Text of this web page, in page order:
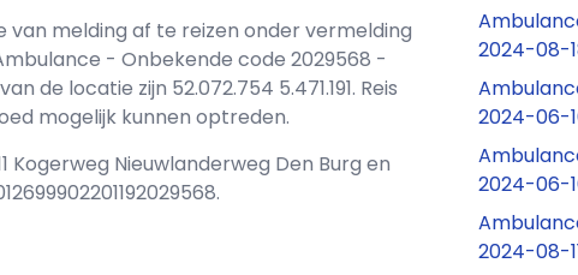
van melding af te reizen onder vermelding
- Onbekende code 2029568 -
de locatie zijn 52.072.754 5.471.191. Reis
mogelijk kunnen optreden.
Kogerweg Nieuwlanderweg Den Burg en
2024-08-
2024-06-
2024-06-
2024-08-